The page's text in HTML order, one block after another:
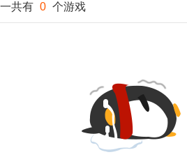
一共有 0 个游戏